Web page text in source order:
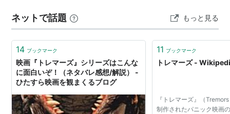
襲いかかる。陸の孤島に閉じ込められた形になった人々
に勝算はあるのか？
陽性かつ軽快なモンスター・パニック映画の快作。
『JAWS／ジョーズ』の陸上版といった内容だが、愛嬌
のある人物描写、細部のアイディア、気の利いた展開、
開も含めて楽しめる愛すべき小品。
ネットで話題 もっと見る
14 ブックマーク
映画『トレマーズ』シリーズはこんな
に面白いぞ！（ネタバレ感想/解説） -
ひたすら映画を観まくるブログ
11 ブックマーク
トレマーズ -
『トレマーズ』（
制作されたパニック映画